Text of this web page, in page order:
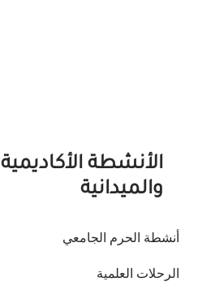
الأنشطة الأكاديمية
والميدانية
أنشطة الحرم الجامعي
الرحلات العلمية